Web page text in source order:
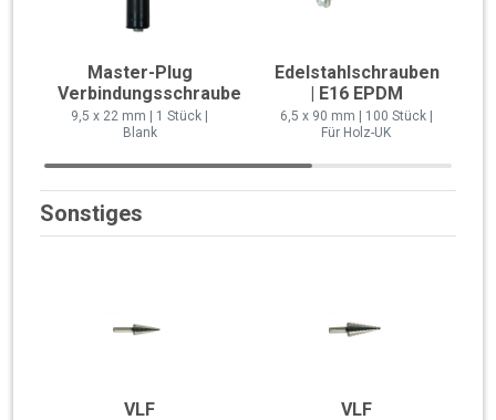
Master-Plug
Verbindungsschraube
9,5 x 22 mm | 1 Stück |
Blank
Edelstahlschrauben
| E16 EPDM
6,5 x 90 mm | 100 Stück |
Für Holz-UK
Sonstiges
VLF
VLF